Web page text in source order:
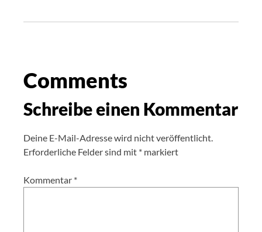
Comments
Schreibe einen Kommentar
Deine E-Mail-Adresse wird nicht veröffentlicht.
Erforderliche Felder sind mit * markiert
Kommentar *